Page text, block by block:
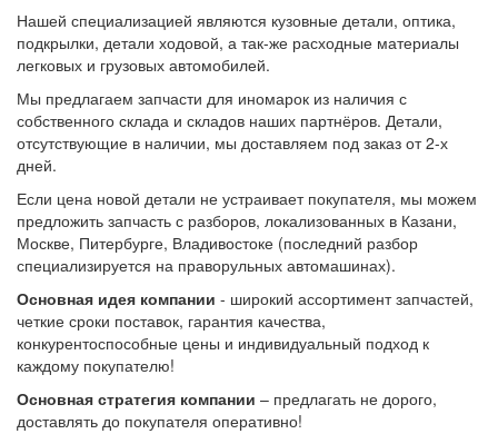
Нашей специализацией являются кузовные детали, оптика,
подкрылки, детали ходовой, а так-же расходные материалы
легковых и грузовых автомобилей.
Мы предлагаем запчасти для иномарок из наличия с
собственного склада и складов наших партнёров. Детали,
отсутствующие в наличии, мы доставляем под заказ от 2-х
дней.
Если цена новой детали не устраивает покупателя, мы можем
предложить запчасть с разборов, локализованных в Казани,
Москве, Питербурге, Владивостоке (последний разбор
специализируется на праворульных автомашинах).
Основная идея компании - широкий ассортимент запчастей,
четкие сроки поставок, гарантия качества,
конкурентоспособные цены и индивидуальный подход к
каждому покупателю!
Основная стратегия компании – предлагать не дорого,
доставлять до покупателя оперативно!